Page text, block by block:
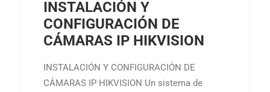
INSTALACIÓN Y
CONFIGURACIÓN DE
CÁMARAS IP HIKVISION
INSTALACIÓN Y CONFIGURACIÓN DE
CÁMARAS IP HIKVISION Un sistema de